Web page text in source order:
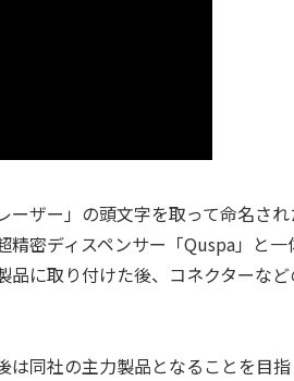
ーザー」の頭文字を取って命名さ
密ディスペンサー「Quspa」と一
に取り付けた後、コネクターな
同社の主力製品となることを目